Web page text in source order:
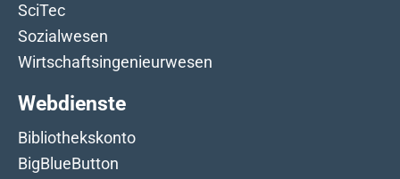
SciTec
Sozialwesen
Wirtschaftsingenieurwesen
Webdienste
Bibliothekskonto
BigBlueButton